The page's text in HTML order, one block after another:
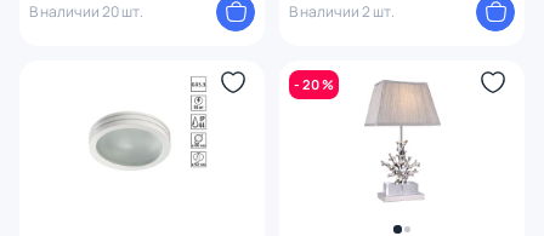
В наличии 20 шт.
В наличии 2 шт.
- 20 %